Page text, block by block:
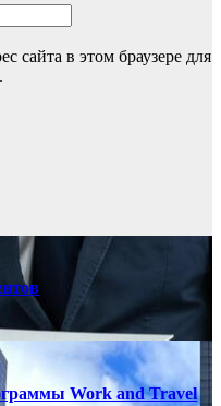
сайта в этом браузере для
Work and Travel